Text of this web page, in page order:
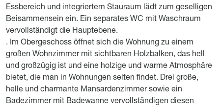
Essbereich und integriertem Stauraum lädt zum geselligen
Beisammensein ein. Ein separates WC mit Waschraum
vervollständigt die Hauptebene.
. Im Obergeschoss öffnet sich die Wohnung zu einem
großen Wohnzimmer mit sichtbaren Holzbalken, das hell
und großzügig ist und eine holzige und warme Atmosphäre
bietet, die man in Wohnungen selten findet. Drei große,
helle und charmante Mansardenzimmer sowie ein
Badezimmer mit Badewanne vervollständigen diesen